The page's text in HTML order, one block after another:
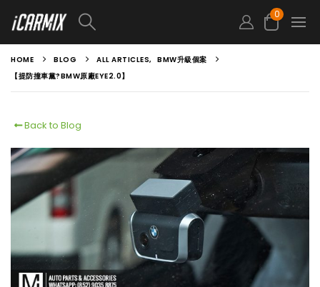
0
HOME BLOG ALL ARTICLES, BMW升級個案
【提防撞車黨?BMW原廠EYE2.0】
Back to Blog